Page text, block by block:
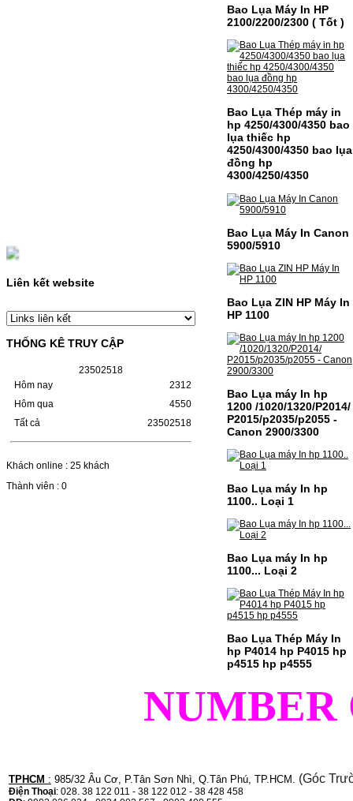
HỘP MỰC CANON CRG-070
243/MF 461DW
HỘP MỰC CANON CRG-070 CHO DÒNG
MÁY LBP 243/MF 461DW MÃ HỘP MỰC:–
Hộp mực Canon CRG-070– Loại mực: Mực
in laser trắng đenSỬ DỤNG CHO MÁY IN:–
Giá : 799.000VND
Chọn mua
HỘP MỰC TK-1158 CHO
MÁY IN KYOCERA
M2135DN/M2635DN
Liên kết website
THỐNG KÊ TRUY CẬP
2350251 8
Hôm nay
Hôm qua
Tất cả
2312
4550
23502518
Khách online : 25 khách
Thành viên : 0
Bao Lụa Máy In HP
2100/2200/2300 ( Tốt )
Bao Lụa Thép máy in
hp 4250/4300/4350 bao
lụa thiếc hp
4250/4300/4350 bao lụa
đồng hp
4300/4250/4350
Bao Lụa Máy In Canon
5900/5910
Bao Lụa ZIN HP Máy In
HP 1100
Bao Lụa máy In hp
1200 /1020/1320/P2014/
P2015/p2035/p2055 -
Canon 2900/3300
Bao Lụa máy In hp
1100.. Loại 1
Bao Lụa máy In hp
1100... Loại 2
Bao Lụa Thép Máy In
hp P4014 hp P4015 hp
p4515 hp p4555
NUMBER
TPHCM : 985/32 Âu Cơ, P.Tân Sơn Nhì, Q.Tân Phú, TP.HCM. (Góc
Điện Thoại: 028. 38 122 011 - 38 122 012 - 38 428 458